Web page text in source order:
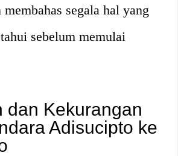
segala hal yang
sebelum memulai
dan Kekurangan
Adisucipto ke